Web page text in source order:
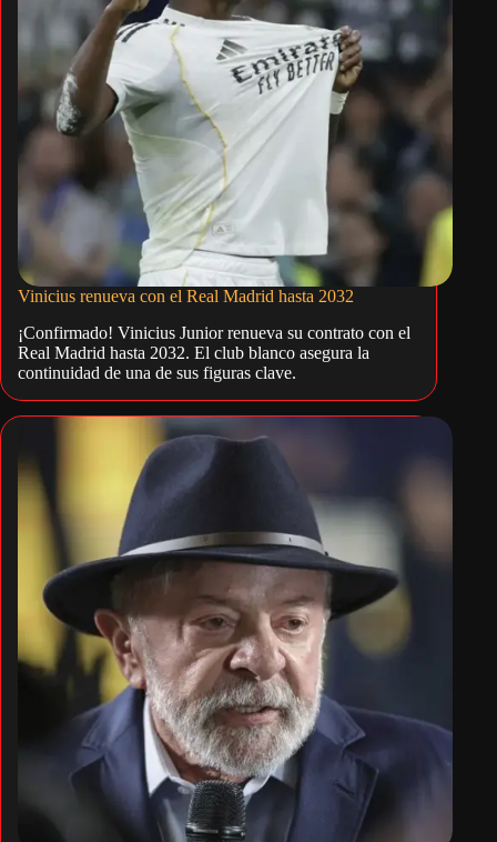
Vinicius renueva con el Real Madrid hasta 2032
¡Confirmado! Vinicius Junior renueva su contrato con el
Real Madrid hasta 2032. El club blanco asegura la
continuidad de una de sus figuras clave.